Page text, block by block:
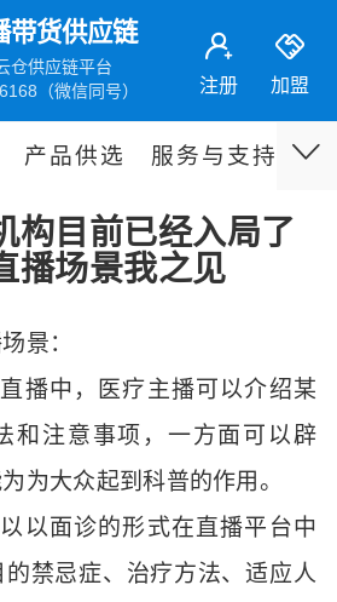
带货供应链
仓供应链平台
（微信同号）
注册 加盟
产品供选 服务与支持 伙
构目前已经入局了
播场景我之见
景：
播中，医疗主播可以介绍某
和注意事项，一方面可以辟
为大众起到科普的作用。
以面诊的形式在直播平台中
禁忌症、治疗方法、适应人